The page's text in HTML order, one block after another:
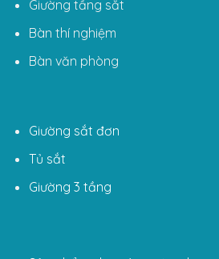
Giường tầng sắt
Bàn thí nghiệm
Bàn văn phòng
Giường sắt đơn
Tủ sắt
Giường 3 tầng